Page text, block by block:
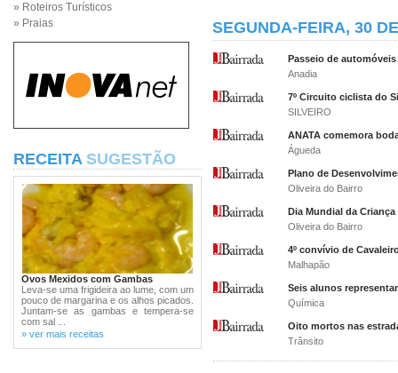
» Roteiros Turísticos
» Praias
RECEITA SUGESTÃO
Ovos Mexidos com Gambas
Leva-se uma frigideira ao lume, com um
pouco de margarina e os alhos picados.
Juntam-se as gambas e tempera-se
com sal ...
» ver mais receitas
SEGUNDA-FEIRA, 30
Passeio de
Anadia
7º Circuito ciclista do
SILVEIRO
ANATA comemora
Águeda
Plano de
Oliveira do Bairro
Dia Mundial da Criança
Oliveira do Bairro
4º convívio de
Malhapão
Seis alunos
Química
Oito mortos nas
Trânsito